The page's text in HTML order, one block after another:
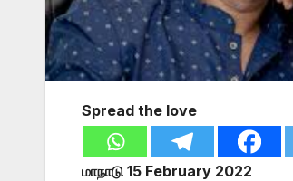
Spread the love
மாநாடு 15 February 2022